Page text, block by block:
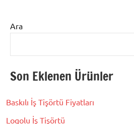
Ara
Son Eklenen Ürünler
Baskılı İş Tişörtü Fiyatları
Logolu İş Tişörtü